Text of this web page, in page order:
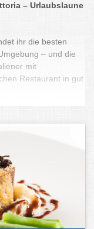
– Urlaubslaune
ihr die besten
– und die
mit
Restaurant in gut